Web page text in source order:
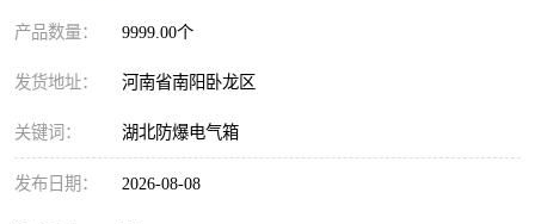
产品数量： 9999.00个
发货地址： 河南省南阳卧龙区
关键词： 湖北防爆电气箱
发布日期： 2026-08-08